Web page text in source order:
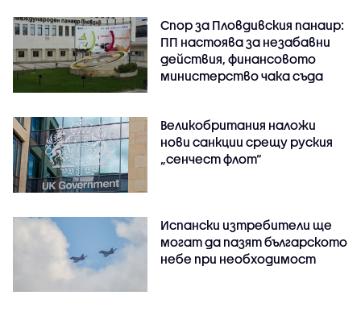
Спор за Пловдивския панаир:
ПП настоява за незабавни
действия, финансовото
министерство чака съда
Великобритания наложи
нови санкции срещу руския
„сенчест флот“
Испански изтребители ще
могат да пазят българското
небе при необходимост